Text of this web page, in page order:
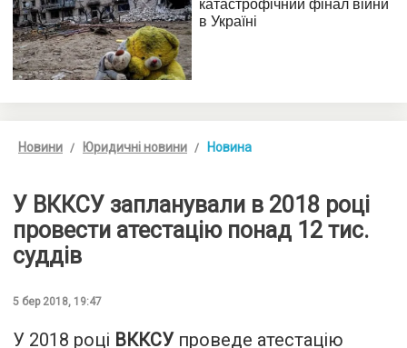
Новини Юридичні новини Новина
У ВККСУ запланували в 2018 році
провести атестацію понад 12 тис.
суддів
5 бер 2018, 19:47
У 2018 році ВККСУпроведе атестацію